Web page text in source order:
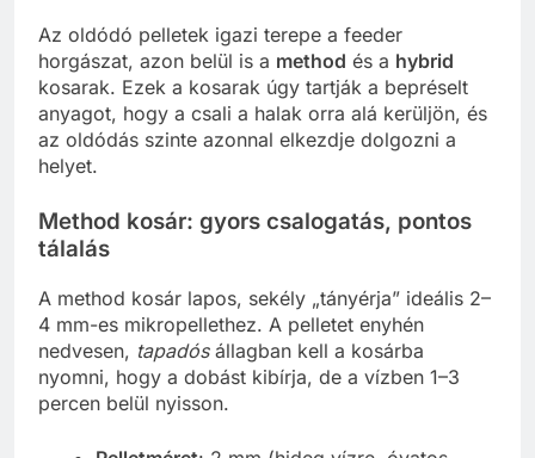
Az oldódó pelletek igazi terepe a feeder
horgászat, azon belül is a method és a hybrid
kosarak. Ezek a kosarak úgy tartják a bepréselt
anyagot, hogy a csali a halak orra alá kerüljön, és
az oldódás szinte azonnal elkezdje dolgozni a
helyet.
Method kosár: gyors csalogatás, pontos
tálalás
A method kosár lapos, sekély „tányérja” ideális 2–
4 mm-es mikropellethez. A pelletet enyhén
nedvesen, tapadósállagban kell a kosárba
nyomni, hogy a dobást kibírja, de a vízben 1–3
percen belül nyisson.